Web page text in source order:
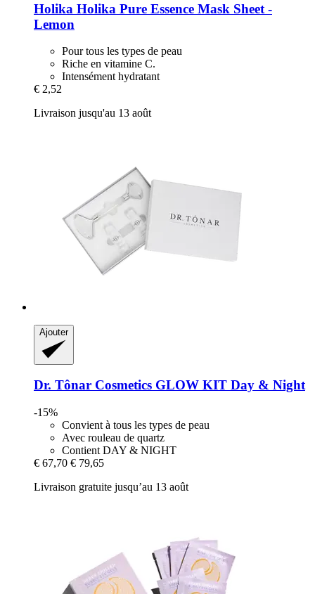
Holika Holika Pure Essence Mask Sheet -​
Lemon
Pour tous les types de peau
Riche en vitamine C.
Intensément hydratant
€ 2,52
Livraison jusqu'au 13 août
Ajouter
Dr. Tônar Cosmetics GLOW KIT Day & Night
-15%
Convient à tous les types de peau
Avec rouleau de quartz
Contient DAY & NIGHT
€ 67,70 € 79,65
Livraison gratuite jusqu’au 13 août